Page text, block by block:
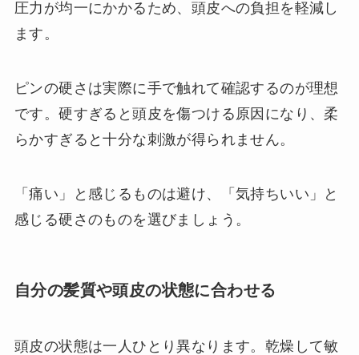
圧力が均一にかかるため、頭皮への負担を軽減し
ます。
ピンの硬さは実際に手で触れて確認するのが理想
です。硬すぎると頭皮を傷つける原因になり、柔
らかすぎると十分な刺激が得られません。
「痛い」と感じるものは避け、「気持ちいい」と
感じる硬さのものを選びましょう。
自分の髪質や頭皮の状態に合わせる
頭皮の状態は一人ひとり異なります。乾燥して敏